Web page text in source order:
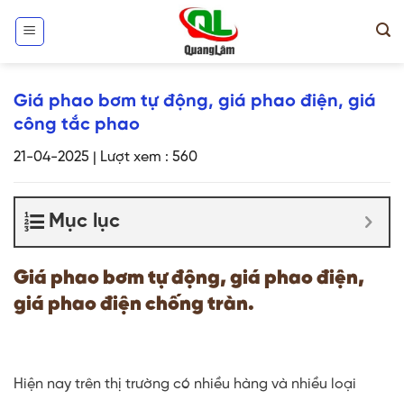
Giá phao bơm tự động, giá phao điện, giá
công tắc phao
21-04-2025 | Lượt xem : 560
Mục lục
Giá phao bơm tự động, giá phao điện,
giá phao điện chống tràn.
Hiện nay trên thị trường có nhiều hàng và nhiều loại